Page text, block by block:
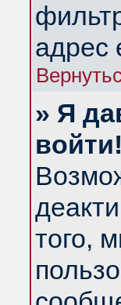
адрес
» Я
войти!
того,